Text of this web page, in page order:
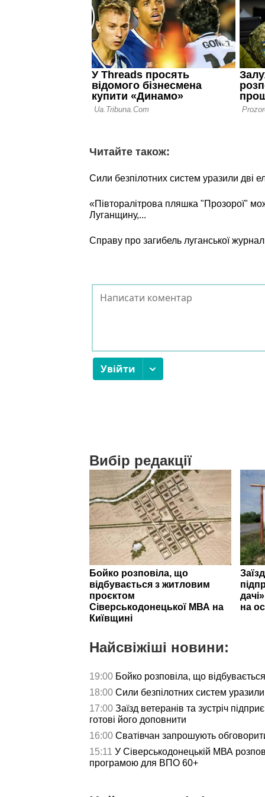
Читайте також:
Сили безпілотних систем уразили дві
«Півторалітрова пляшка "Прозорої"
Луганщину,...
Справу про загибель луганської
Вибір редакції
Бойко розповіла, що
відбувається з житловим
проєктом
Сіверськодонецької МВА на
Київщині
на
Найсвіжіші новини:
19:00 Бойко розповіла, що
18:00 Сили безпілотних систем
17:00 Заїзд ветеранів та зустріч
готові його доповнити
16:00 Сватівчан запрошують
15:11 У Сіверськодонецькій МВА
програмою для ВПО 60+